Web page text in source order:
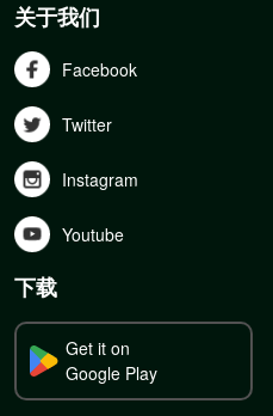
关于我们
Facebook
Twitter
Instagram
Youtube
下载
Get it on
Google Play